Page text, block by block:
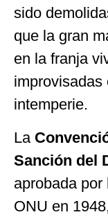
sido
que la gran
en la franja
improvisadas
intemperie.
La
Sanción del
aprobada
ONU en